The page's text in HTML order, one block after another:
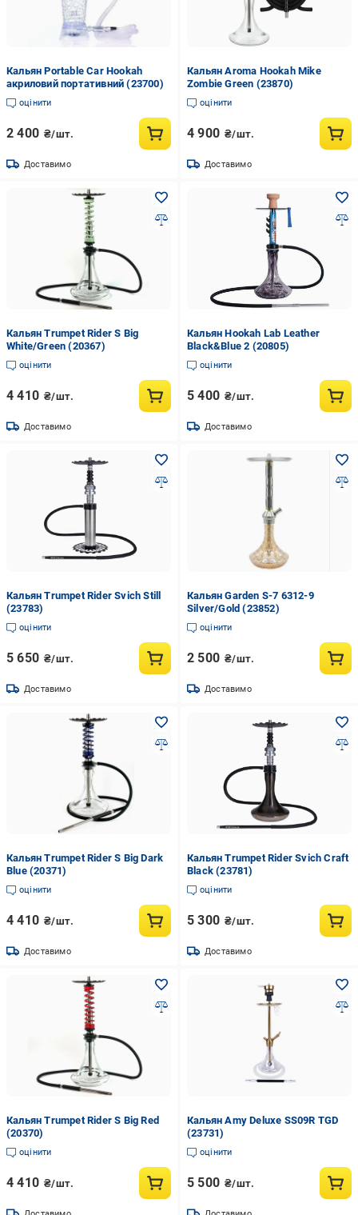
Кальян Portable Car Hookah
акриловий портативний (23700)
оцінити
2 400 ₴/шт.
Доставимо
Кальян Aroma Hookah Mike
Zombie Green (23870)
оцінити
4 900 ₴/шт.
Доставимо
Кальян Trumpet Rider S Big
White/Green (20367)
оцінити
4 410 ₴/шт.
Доставимо
Кальян Hookah Lab Leather
Black&Blue 2 (20805)
оцінити
5 400 ₴/шт.
Доставимо
Кальян Trumpet Rider Svich Still
(23783)
оцінити
5 650 ₴/шт.
Доставимо
Кальян Garden S-7 6312-9
Silver/Gold (23852)
оцінити
2 500 ₴/шт.
Доставимо
Кальян Trumpet Rider S Big Dark
Blue (20371)
оцінити
4 410 ₴/шт.
Доставимо
Кальян Trumpet Rider Svich Craft
Black (23781)
оцінити
5 300 ₴/шт.
Доставимо
Кальян Trumpet Rider S Big Red
(20370)
оцінити
4 410 ₴/шт.
Кальян Amy Deluxe SS09R TGD
(23731)
оцінити
5 500 ₴/шт.